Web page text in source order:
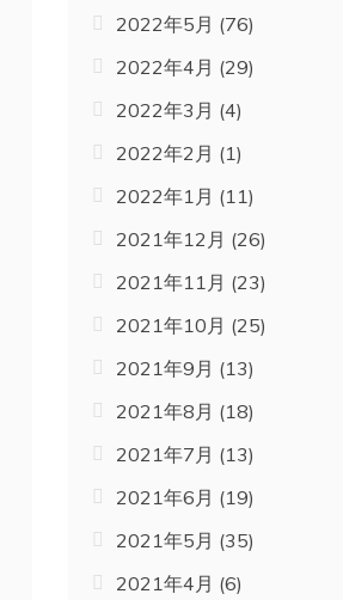
2022年5月 (76)
2022年4月 (29)
2022年3月 (4)
2022年2月 (1)
2022年1月 (11)
2021年12月 (26)
2021年11月 (23)
2021年10月 (25)
2021年9月 (13)
2021年8月 (18)
2021年7月 (13)
2021年6月 (19)
2021年5月 (35)
2021年4月 (6)